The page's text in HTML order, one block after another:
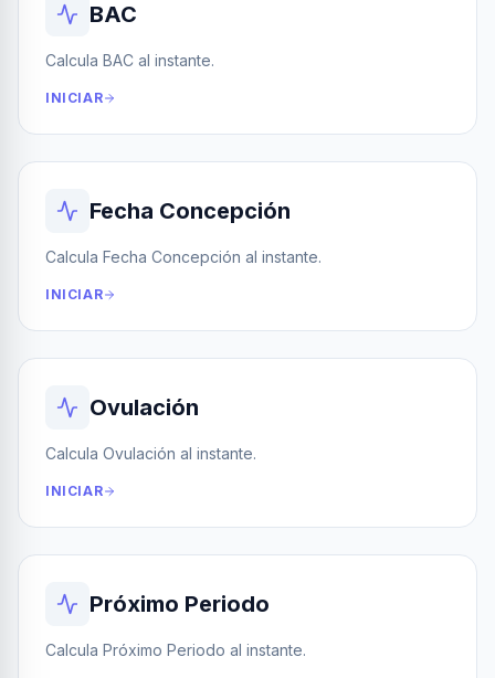
BAC
Calcula BAC al instante.
INICIAR
Fecha Concepción
Calcula Fecha Concepción al instante.
INICIAR
Ovulación
Calcula Ovulación al instante.
INICIAR
Próximo Periodo
Calcula Próximo Periodo al instante.